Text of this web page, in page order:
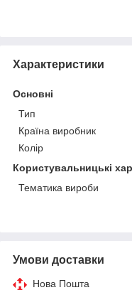
Характеристики
Основні
Тип
Країна виробник
Колір
Користувальницькі
Тематика вироби
Умови доставки
Нова Пошта